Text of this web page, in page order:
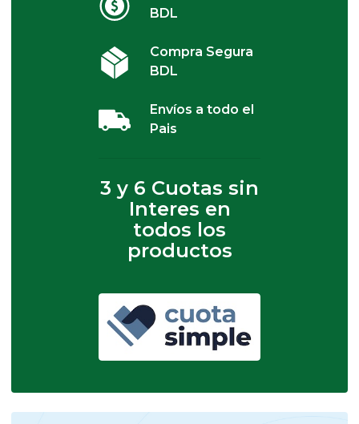
BDL
Compra Segura
BDL
Envíos a todo el
Pais
3 y 6 Cuotas sin
Interes en
todos los
productos